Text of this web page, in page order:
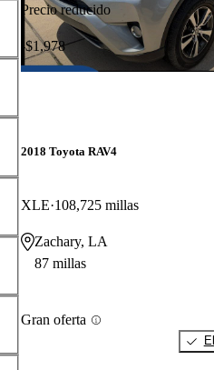
Precio reducido
-$1,978
2018 Toyota RAV4
XLE 108,725 millas
Zachary, LA
87 millas
Gran oferta